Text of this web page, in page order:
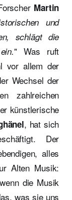
Martin
und
schlägt die
" Was ruft
vor allem der
Wechsel der
zahlreichen
künstlerische
, hat sich
Der
alles
Alten Musik:
die Musik
was sie uns